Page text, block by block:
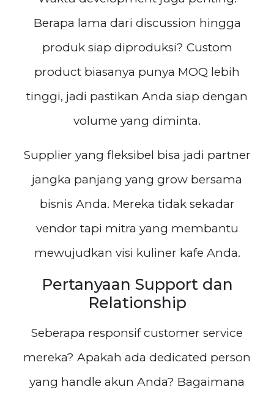
Berapa lama dari discussion hingga
produk siap diproduksi? Custom
product biasanya punya MOQ lebih
tinggi, jadi pastikan Anda siap dengan
volume yang diminta.
Supplier yang fleksibel bisa jadi partner
jangka panjang yang grow bersama
bisnis Anda. Mereka tidak sekadar
vendor tapi mitra yang membantu
mewujudkan visi kuliner kafe Anda.
Pertanyaan Support dan
Relationship
Seberapa responsif customer service
mereka? Apakah ada dedicated person
yang handle akun Anda? Bagaimana